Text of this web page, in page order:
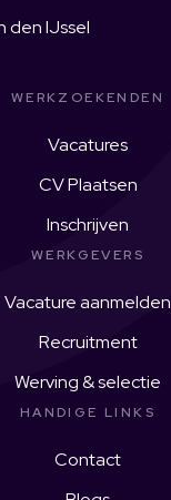
den IJssel
WERKZOEKENDEN
Vacatures
CV Plaatsen
Inschrijven
WERKGEVERS
Vacature aanmelden
Recruitment
Werving & selectie
HANDIGE LINKS
Contact